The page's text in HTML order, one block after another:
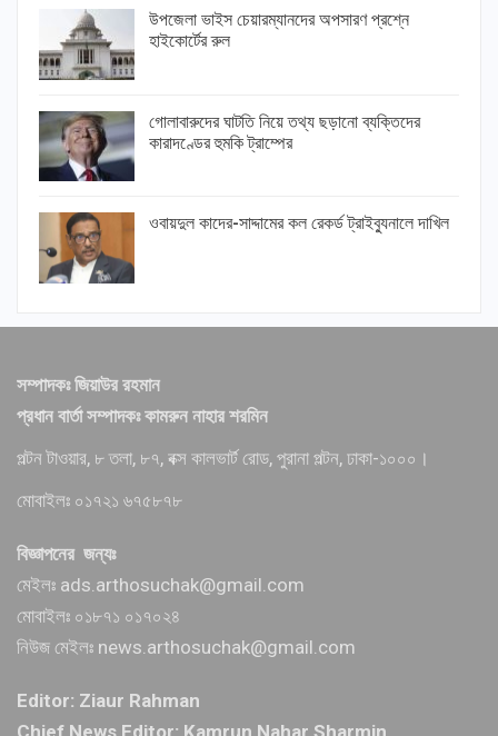
উপজেলা ভাইস চেয়ারম্যানদের অপসারণ প্রশ্নে
হাইকোর্টের রুল
গোলাবারুদের ঘাটতি নিয়ে তথ্য ছড়ানো ব্যক্তিদের
কারাদণ্ডের হুমকি ট্রাম্পের
ওবায়দুল কাদের-সাদ্দামের কল রেকর্ড ট্রাইব্যুনালে দাখিল
সম্পাদকঃ জিয়াউর রহমান
প্রধান বার্তা সম্পাদকঃ কামরুন নাহার শরমিন
পল্টন টাওয়ার, ৮ তলা, ৮৭, বক্স কালভার্ট রোড, পুরানা পল্টন, ঢাকা-১০০০।
মোবাইলঃ ০১৭২১ ৬৭৫৮৭৮
বিজ্ঞাপনের জন্যঃ
মেইলঃ ads.arthosuchak@gmail.com
মোবাইলঃ ০১৮৭১ ০১৭০২৪
নিউজ মেইলঃ news.arthosuchak@gmail.com
Editor: Ziaur Rahman
Chief News Editor: Kamrun Nahar Sharmin